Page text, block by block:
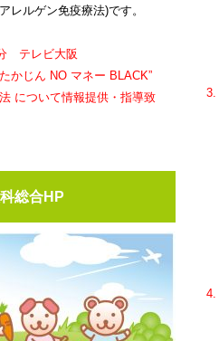
レルゲン免疫療法)です。
テレビ大阪
かじん NO マネー BLACK”
について情報提供・指導致
総合HP